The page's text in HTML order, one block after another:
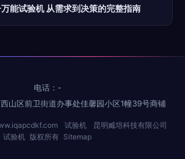
能试验机 从需求到决策的完整指南
电话：-
山区前卫街道办事处佳馨园小区1幢39号商铺
试验机
昆明臧培科技有限公司
试验机 版权所有 Sitemap